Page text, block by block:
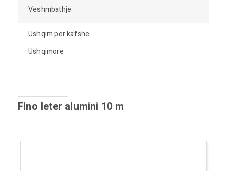
Veshmbathje
Ushqim për kafshë
Ushqimore
Fino leter alumini 10 m